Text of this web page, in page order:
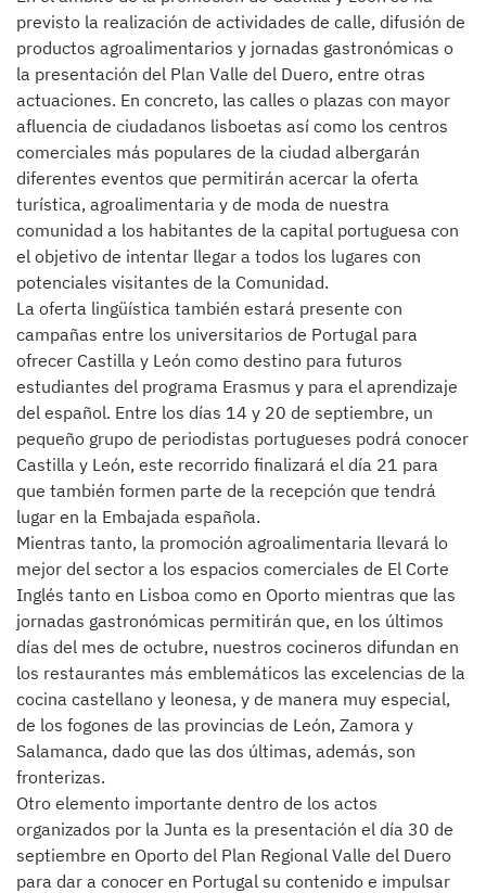
previsto la realización de actividades de calle, difusión de
productos agroalimentarios y jornadas gastronómicas o
la presentación del Plan Valle del Duero, entre otras
actuaciones. En concreto, las calles o plazas con mayor
afluencia de ciudadanos lisboetas así como los centros
comerciales más populares de la ciudad albergarán
diferentes eventos que permitirán acercar la oferta
turística, agroalimentaria y de moda de nuestra
comunidad a los habitantes de la capital portuguesa con
el objetivo de intentar llegar a todos los lugares con
potenciales visitantes de la Comunidad.
La oferta lingüística también estará presente con
campañas entre los universitarios de Portugal para
ofrecer Castilla y León como destino para futuros
estudiantes del programa Erasmus y para el aprendizaje
del español. Entre los días 14 y 20 de septiembre, un
pequeño grupo de periodistas portugueses podrá conocer
Castilla y León, este recorrido finalizará el día 21 para
que también formen parte de la recepción que tendrá
lugar en la Embajada española.
Mientras tanto, la promoción agroalimentaria llevará lo
mejor del sector a los espacios comerciales de El Corte
Inglés tanto en Lisboa como en Oporto mientras que las
jornadas gastronómicas permitirán que, en los últimos
días del mes de octubre, nuestros cocineros difundan en
los restaurantes más emblemáticos las excelencias de la
cocina castellano y leonesa, y de manera muy especial,
de los fogones de las provincias de León, Zamora y
Salamanca, dado que las dos últimas, además, son
fronterizas.
Otro elemento importante dentro de los actos
organizados por la Junta es la presentación el día 30 de
septiembre en Oporto del Plan Regional Valle del Duero
para dar a conocer en Portugal su contenido e impulsar